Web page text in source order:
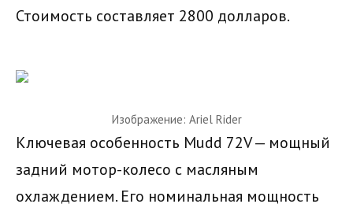
Стоимость составляет 2800 долларов.
Изображение: Ariel Rider
Ключевая особенность Mudd 72V — мощный
задний мотор-колесо с масляным
охлаждением. Его номинальная мощность